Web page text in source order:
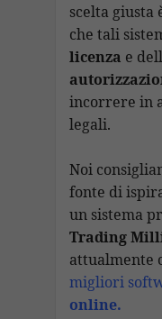
scelta
che tali
licenza e
incorrere in
legali.
Noi
fonte di
un sistema
Trading
attualmente
migliori
online.